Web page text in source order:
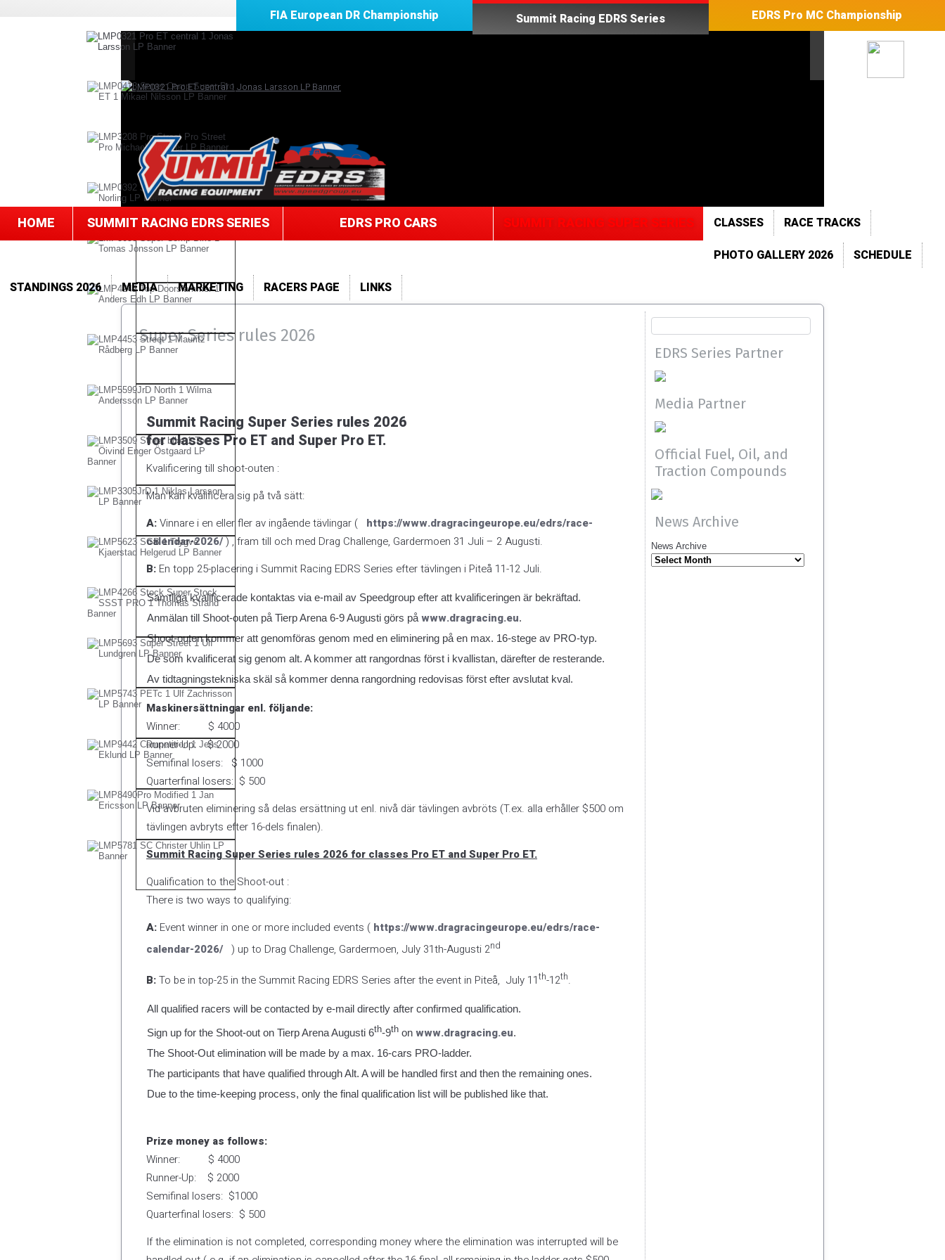
HOME SUMMIT RACING EDRS SERIES EDRS PRO CARS SUMMIT RACING SUPER SERIES CLASSES
RACE TRACKS
PHOTO GALLERY 2026
SCHEDULE
STANDINGS 2026
MEDIA MARKETING RACERS PAGE LINKS
FIA European DR Championship Summit Racing EDRS Series EDRS Pro MC Championship
Super Series rules 2026
Summit Racing Super Series rules 2026
for classes Pro ET and Super Pro ET.
Kvalificering till shoot-outen :
Man kan kvalificera sig på två sätt:
A:Vinnare i en eller fler av ingående tävlingar ( https://www.dragracingeurope.eu/edrs/race-
calendar-2026/) , fram till och med Drag Challenge, Gardermoen 31 Juli – 2 Augusti.
B: En topp 25-placering i Summit Racing EDRS Series efter tävlingen i Piteå 11-12 Juli.
Samtliga kvalificerade kontaktas via e-mail av Speedgroup efter att kvalificeringen är bekräftad.
Anmälan till Shoot-outen på Tierp Arena 6-9 Augusti görs på www.dragracing.eu.
Shoot-outen kommer att genomföras genom med en eliminering på en max. 16-stege av PRO-typ.
De som kvalificerat sig genom alt. A kommer att rangordnas först i kvallistan, därefter de resterande.
Av tidtagningstekniska skäl så kommer denna rangordning redovisas först efter avslutat kval.
Maskinersättningar enl. följande:
Winner: $ 4000
Runner-Up: $ 2000
Semifinal losers: $ 1000
Quarterfinal losers: $ 500
Vid avbruten eliminering så delas ersättning ut enl. nivå där tävlingen avbröts (T.ex. alla erhåller $500 om
tävlingen avbryts efter 16-dels finalen).
Summit Racing Super Series rules 2026 for classes Pro ET and Super Pro ET.
Qualification to the Shoot-out :
There is two ways to qualifying:
A: Event winner in one or more included events ( https://www.dragracingeurope.eu/edrs/race-
calendar-2026/ ) up to Drag Challenge, Gardermoen, July 31th-Augusti 2nd
B:To be in top-25 in the Summit Racing EDRS Series after the event in Piteå, July 11th-12th.
All qualified racers will be contacted by e-mail directly after confirmed qualification.
Sign up for the Shoot-out on Tierp Arena Augusti 6th-9th on www.dragracing.eu.
The Shoot-Out elimination will be made by a max. 16-cars PRO-ladder.
The participants that have qualified through Alt. A will be handled first and then the remaining ones.
Due to the time-keeping process, only the final qualification list will be published like that.
Prize money as follows:
Winner: $ 4000
Runner-Up: $ 2000
Semifinal losers: $1000
Quarterfinal losers: $ 500
If the elimination is not completed, corresponding money where the elimination was interrupted will be
EDRS Series Partner
Media Partner
Official Fuel, Oil, and
Traction Compounds
News Archive
News Archive